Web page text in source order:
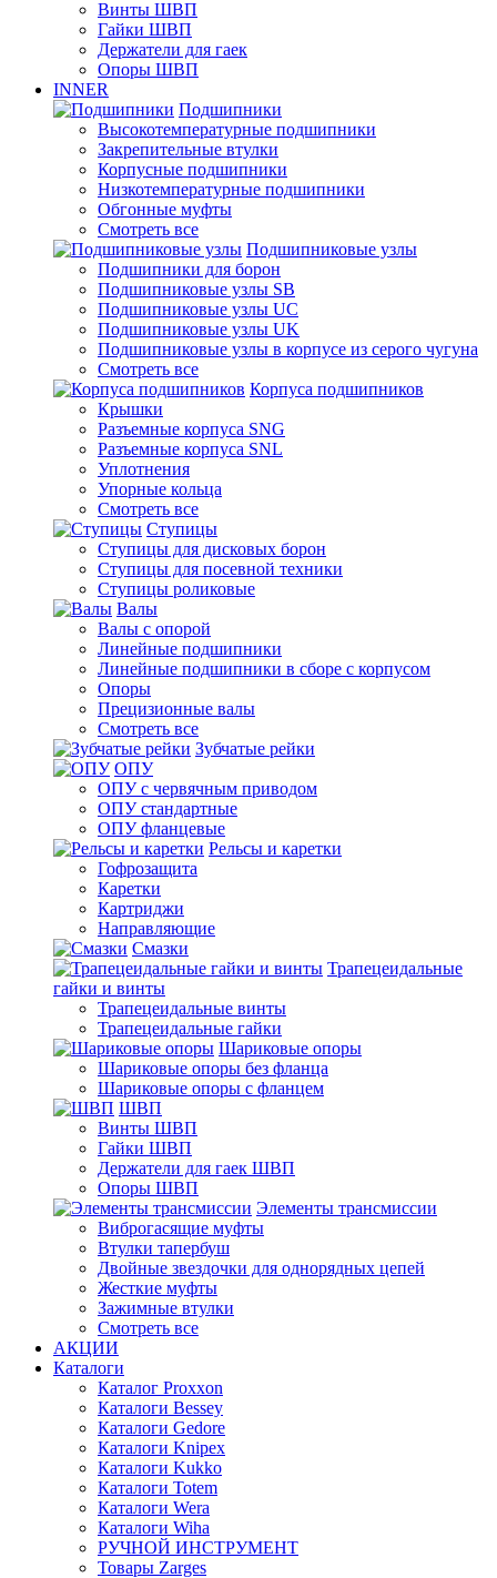
Винты ШВП
Гайки ШВП
Держатели для гаек
Опоры ШВП
INNER
Подшипники
Высокотемпературные подшипники
Закрепительные втулки
Корпусные подшипники
Низкотемпературные подшипники
Обгонные муфты
Смотреть все
Подшипниковые узлы
Подшипники для борон
Подшипниковые узлы SB
Подшипниковые узлы UC
Подшипниковые узлы UK
Подшипниковые узлы в корпусе из серого чугуна
Смотреть все
Корпуса подшипников
Крышки
Разъемные корпуса SNG
Разъемные корпуса SNL
Уплотнения
Упорные кольца
Смотреть все
Ступицы
Ступицы для дисковых борон
Ступицы для посевной техники
Ступицы роликовые
Валы
Валы с опорой
Линейные подшипники
Линейные подшипники в сборе с корпусом
Опоры
Прецизионные валы
Смотреть все
Зубчатые рейки
ОПУ
ОПУ с червячным приводом
ОПУ стандартные
ОПУ фланцевые
Рельсы и каретки
Гофрозащита
Каретки
Картриджи
Направляющие
Смазки
Трапецеидальные
гайки и винты
Трапецеидальные винты
Трапецеидальные гайки
Шариковые опоры
Шариковые опоры без фланца
Шариковые опоры с фланцем
ШВП
Винты ШВП
Гайки ШВП
Держатели для гаек ШВП
Опоры ШВП
Элементы трансмиссии
Виброгасящие муфты
Втулки тапербуш
Двойные звездочки для однорядных цепей
Жесткие муфты
Зажимные втулки
Смотреть все
АКЦИИ
Каталоги
Каталог Proxxon
Каталоги Bessey
Каталоги Gedore
Каталоги Knipex
Каталоги Kukko
Каталоги Totem
Каталоги Wera
Каталоги Wiha
РУЧНОЙ ИНСТРУМЕНТ
Товары Zarges